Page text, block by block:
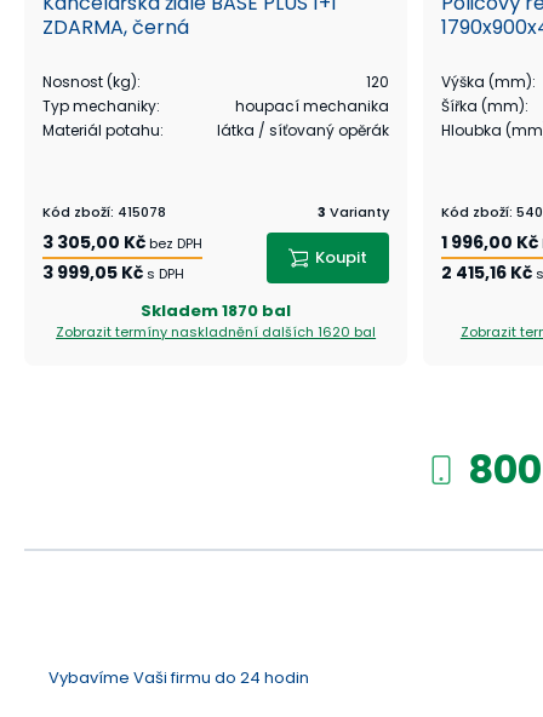
ZDARMA, černá
Nosnost (kg):
120
Typ mechaniky:
houpací mechanika
Materiál potahu: látka / síťovaný opěrák
Kód zboží: 415078 3 Varianty
3 305,00 Kčbez DPH
3 999,05 Kč s DPH
Koupit
Skladem1870 bal
Zobrazit termíny naskladnění dalších 1620 bal
Výška (mm):
Šířka (mm):
Hloubka
Kód zboží:
1 996,00 Kč
2 415,16 Kč
Zobrazit
Vybavíme Vaši firmu do 24 hodin